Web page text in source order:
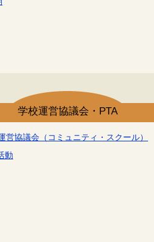
学校運営協議会・PTA
営協議会（コミュニティ・スクール）
動